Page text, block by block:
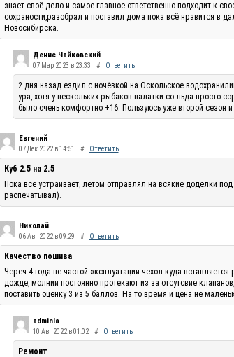
знает своё дело и самое главное ответственно подходит к
сохраности,разобрал и поставил дома пока всё нравится в
Новосибирска.
Денис Чайковский
07 Мар 2023 в 23:33 # Ответить
2 дня назад ездил с ночёвкой на Оскольское
ура, хотя у нескольких рыбаков палатки со льда просто
было очень комфортно +16. Пользуюсь уже второй
Евгений
07 Дек 2022 в 14:51 # Ответить
Куб 2.5 на 2.5
Пока всё устраивает, летом отправлял на всякие доделки
распечатывал).
Николай
06 Авг 2022 в 09:29 # Ответить
Качество пошива
Череч 4 года не частой эксплуатации чехол куда
дожде, молнии постоянно протекают из за отсутсвие
поставить оценку 3 из 5 баллов. На то время и цена не
adminla
10 Авг 2022 в 01:02 # Ответить
Ремонт